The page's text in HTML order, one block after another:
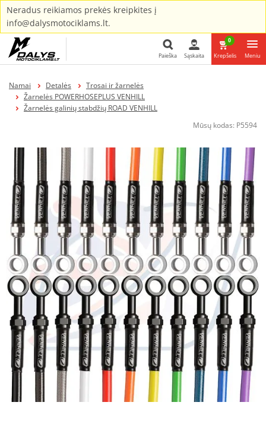
Neradus reikiamos prekės kreipkites į
info@dalysmotociklams.lt.
Paieška Sąskaita
0
Krepšelis Meniu
Namai Detalės
Trosai ir žarnelės
Žarnelės POWERHOSEPLUS VENHILL
Žarnelės galinių stabdžių ROAD VENHILL
Mūsų kodas: P5594